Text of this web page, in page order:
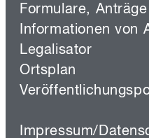
Formulare, Anträge
Informationen von
Legalisator
Ortsplan
Impressum/